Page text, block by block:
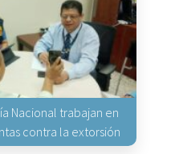
Nacional trabajan en
contra la extorsión